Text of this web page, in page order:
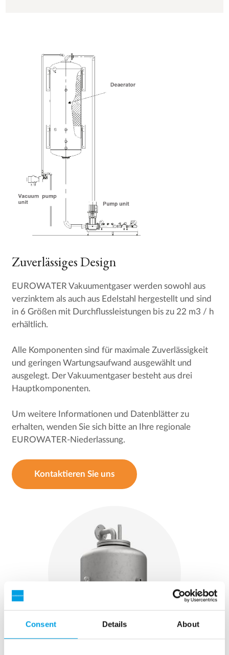
Consent Details About
Zuverlässiges Design
EUROWATER Vakuumentgaser werden sowohl aus
verzinktem als auch aus Edelstahl hergestellt und sind
in 6 Größen mit Durchflussleistungen bis zu 22 m3 / h
erhältlich.
Alle Komponenten sind für maximale Zuverlässigkeit
und geringen Wartungsaufwand ausgewählt und
ausgelegt. Der Vakuumentgaser besteht aus drei
Hauptkomponenten.
Um weitere Informationen und Datenblätter zu
erhalten, wenden Sie sich bitte an Ihre regionale
EUROWATER-Niederlassung.
Kontaktieren Sie uns